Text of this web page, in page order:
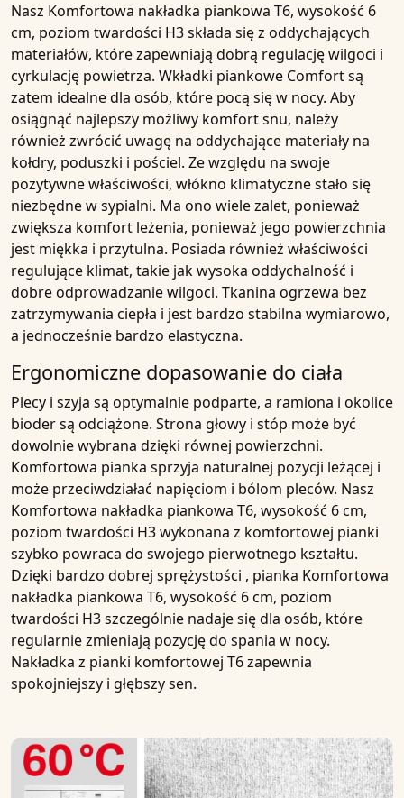
Nasz Komfortowa nakładka piankowa T6, wysokość 6
cm, poziom twardości H3składa się z oddychających
materiałów, które zapewniają dobrą regulację wilgoci i
cyrkulację powietrza. Wkładki piankowe Comfort są
zatem idealne dla osób, które pocą się w nocy. Aby
osiągnąć najlepszy możliwy komfort snu, należy
również zwrócić uwagę na oddychające materiały na
kołdry, poduszki i pościel. Ze względu na swoje
pozytywne właściwości, włókno klimatyczne stało się
niezbędne w sypialni. Ma ono wiele zalet, ponieważ
zwiększa komfort leżenia, ponieważ jego powierzchnia
jest miękka i przytulna. Posiada również właściwości
regulujące klimat, takie jak wysoka oddychalność i
dobre odprowadzanie wilgoci. Tkanina ogrzewa bez
zatrzymywania ciepła i jest bardzo stabilna wymiarowo,
a jednocześnie bardzo elastyczna.
Ergonomiczne dopasowanie do ciała
Plecy i szyja są optymalnie podparte, a ramiona i okolice
bioder są odciążone. Strona głowy i stóp może być
dowolnie wybrana dzięki równej powierzchni.
Komfortowa pianka sprzyja naturalnej pozycji leżącej i
może przeciwdziałać napięciom i bólom pleców. Nasz
Komfortowa nakładka piankowa T6, wysokość 6 cm,
poziom twardości H3wykonana z komfortowej pianki
szybko powraca do swojego pierwotnego kształtu.
Dzięki bardzo dobrej sprężystości , pianka Komfortowa
nakładka piankowa T6, wysokość 6 cm, poziom
twardości H3szczególnie nadaje się dla osób, które
regularnie zmieniają pozycję do spania w nocy.
Nakładka z pianki komfortowej T6 zapewnia
spokojniejszy i głębszysen.